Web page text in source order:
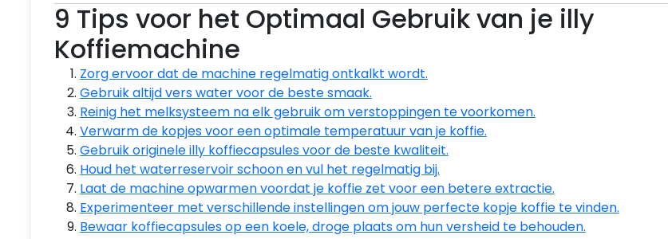
9 Tips voor het Optimaal Gebruik van je illy
Koffiemachine
Zorg ervoor dat de machine regelmatig ontkalkt wordt.
Gebruik altijd vers water voor de beste smaak.
Reinig het melksysteem na elk gebruik om verstoppingen te voorkomen.
Verwarm de kopjes voor een optimale temperatuur van je koffie.
Gebruik originele illy koffiecapsules voor de beste kwaliteit.
Houd het waterreservoir schoon en vul het regelmatig bij.
Laat de machine opwarmen voordat je koffie zet voor een betere extractie.
Experimenteer met verschillende instellingen om jouw perfecte kopje koffie te vinden.
Bewaar koffiecapsules op een koele, droge plaats om hun versheid te behouden.